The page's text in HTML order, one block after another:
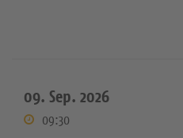
09. Sep. 2026
09:30